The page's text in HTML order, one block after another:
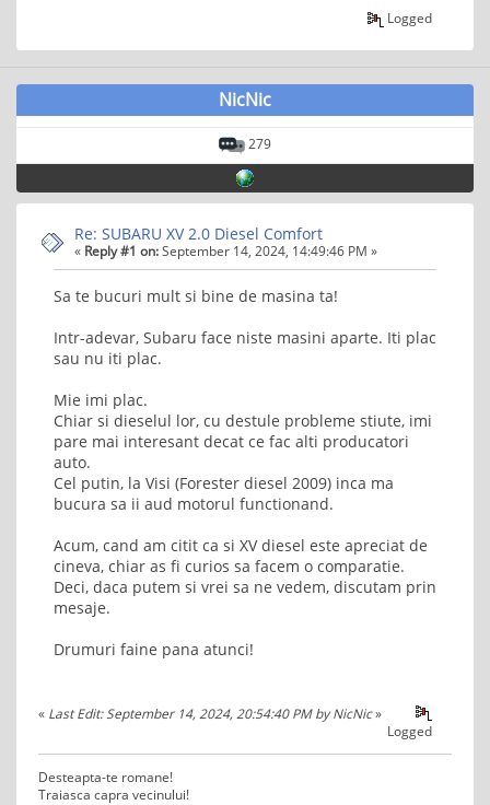
Logged
NicNic
279
Re: SUBARU XV 2.0 Diesel Comfort
« Reply #1 on:September 14, 2024, 14:49:46 PM »
Sa te bucuri mult si bine de masina ta!
Intr-adevar, Subaru face niste masini aparte. Iti plac
sau nu iti plac.
Mie imi plac.
Chiar si dieselul lor, cu destule probleme stiute, imi
pare mai interesant decat ce fac alti producatori
auto.
Cel putin, la Visi (Forester diesel 2009) inca ma
bucura sa ii aud motorul functionand.
Acum, cand am citit ca si XV diesel este apreciat de
cineva, chiar as fi curios sa facem o comparatie.
Deci, daca putem si vrei sa ne vedem, discutam prin
mesaje.
Drumuri faine pana atunci!
« Last Edit: September 14, 2024, 20:54:40 PM by NicNic»
Logged
Desteapta-te romane!
Traiasca capra vecinului!